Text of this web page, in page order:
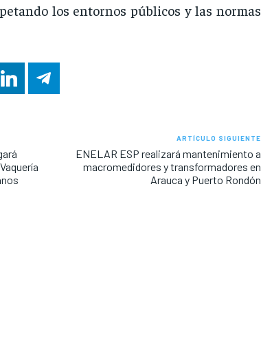
los entornos públicos y las normas
ARTÍCULO SIGUIENTE
ENELAR ESP realizará mantenimiento a
macromedidores y transformadores en
Arauca y Puerto Rondón